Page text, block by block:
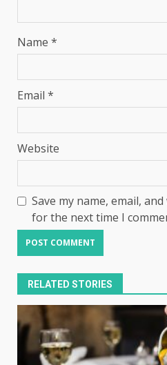
Name *
Email *
Website
Save my name, email,
for the next time I
RELATED STORIES